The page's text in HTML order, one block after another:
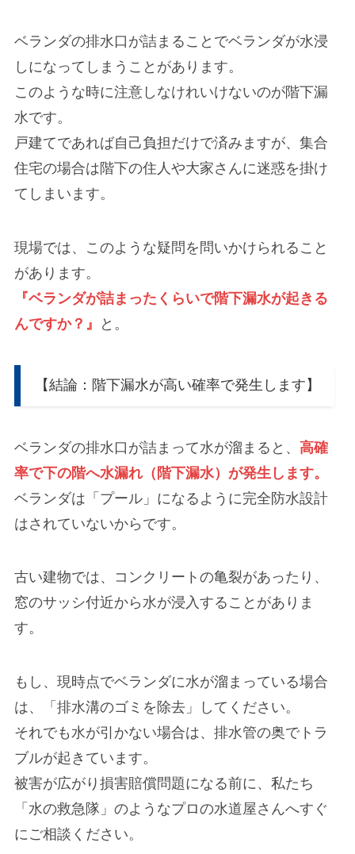
ベランダの排水口が詰まることでベランダが水浸
しになってしまうことがあります。
このような時に注意しなけれいけないのが階下漏
水です。
戸建てであれば自己負担だけで済みますが、集合
住宅の場合は階下の住人や大家さんに迷惑を掛け
てしまいます。
現場では、このような疑問を問いかけられること
があります。
『ベランダが詰まったくらいで階下漏水が起きる
んですか？』
と。
【結論：階下漏水が高い確率で発生します】
ベランダの排水口が詰まって水が溜まると、 高確
率で下の階へ水漏れ（階下漏水）が発生します。
ベランダは「プール」になるように完全防水設計
はされていないからです。
古い建物では、コンクリートの亀裂があったり、
窓のサッシ付近から水が浸入することがありま
す。
もし、現時点でベランダに水が溜まっている場合
は、「排水溝のゴミを除去」してください。
それでも水が引かない場合は、排水管の奥でトラ
ブルが起きています。
被害が広がり損害賠償問題になる前に、私たち
「水の救急隊」のようなプロの水道屋さんへすぐ
にご相談ください。